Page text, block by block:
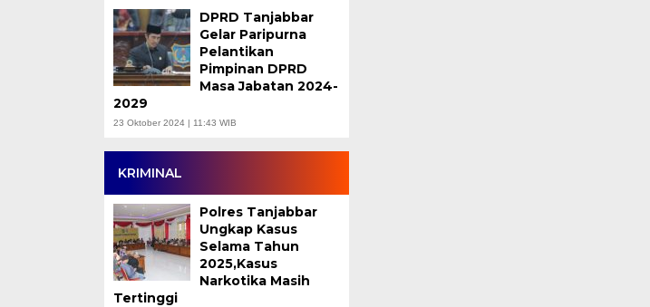
DPRD Tanjabbar
Gelar Paripurna
Pelantikan
Pimpinan DPRD
Masa Jabatan 2024-
2029
23 Oktober 2024 | 11:43 WIB
KRIMINAL
Polres Tanjabbar
Ungkap Kasus
Selama Tahun
2025,Kasus
Narkotika Masih
Tertinggi